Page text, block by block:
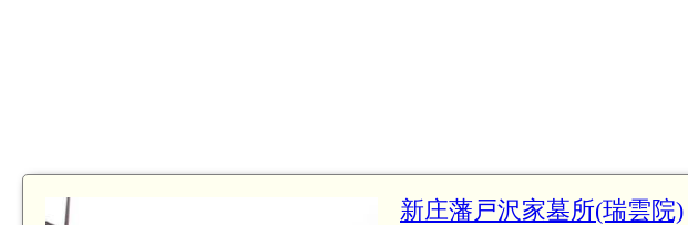
新庄藩戸沢家墓所(瑞雲院)